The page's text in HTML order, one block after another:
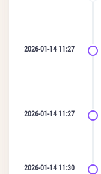
2026-01-14 11:27
2026-01-14 11:27
2026-01-14 11:30